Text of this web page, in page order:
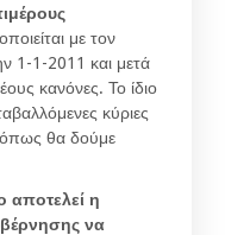
με τον
1-1-2011 και μετά
κανόνες. Το ίδιο
κύριες
όπως θα δούμε
αποτελεί η
να